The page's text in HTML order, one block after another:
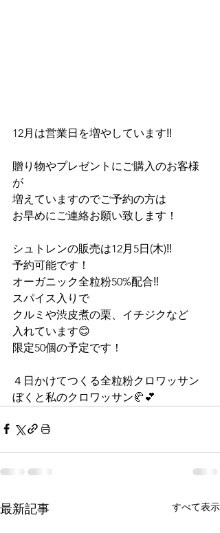
12月は営業日を増やしています‼️
贈り物やプレゼントにご購入のお客様
が
増えていますのでご予約の方は
お早めにご連絡お願い致します！
シュトレンの販売は12月5日(木)‼️
予約可能です！
オーガニック全粒粉50%配合‼️
スパイス入りで
クルミや渋皮煮の栗、イチジクなど
入れています😊
限定50個の予定です！
４日かけてつくる全粒粉クロワッサン
ぼくと私のクロワッサン🥐💕
最新記事 すべて表示